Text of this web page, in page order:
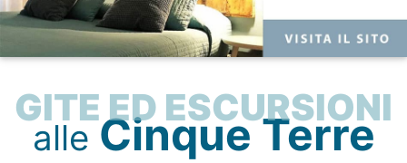
Corniglia-
Vernazza
Vernazza-
Monterosso
Portovenere
Tellaro
treno
LA
CINQUE
TERRE
COSA
SONO
GITE ED ESCURSIONI
alle Cinque Terre